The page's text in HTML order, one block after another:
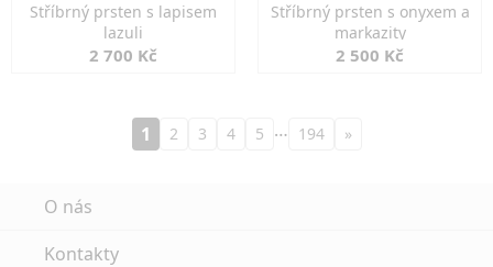
Stříbrný prsten s lapisem
lazuli
2 700 Kč
Stříbrný prsten s onyxem a
markazity
2 500 Kč
1 2 3 4 5 … 194 »
O nás
Kontakty